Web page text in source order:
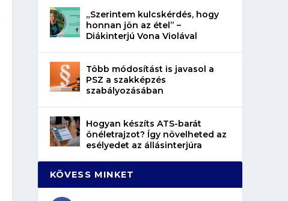
„Szerintem kulcskérdés, hogy
honnan jön az étel” –
Diákinterjú Vona Violával
Több módosítást is javasol a
PSZ a szakképzés
szabályozásában
Hogyan készíts ATS-barát
önéletrajzot? Így növelheted az
esélyedet az állásinterjúra
KÖVESS MINKET